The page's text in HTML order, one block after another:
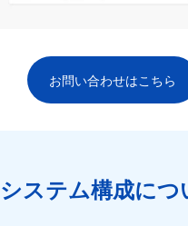
お問い合わせはこちら
システム構成につ